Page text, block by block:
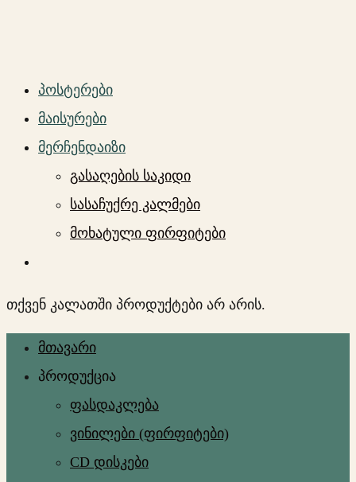
პოსტერები
მაისურები
მერჩენდაიზი
გასაღების საკიდი
სასაჩუქრე კალმები
მოხატული ფირფიტები
თქვენ კალათში პროდუქტები არ არის.
მთავარი
პროდუქცია
ფასდაკლება
ვინილები (ფირფიტები)
CD დისკები